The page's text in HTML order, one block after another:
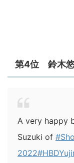
第4位 鈴木
A very happy
Suzuki of
2022